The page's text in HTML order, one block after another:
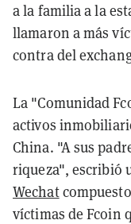
a la familia a la
llamaron a más
contra del
La "Comunidad
activos
China. "A sus
riqueza", escribió
Wechat
víctimas de Fcoin